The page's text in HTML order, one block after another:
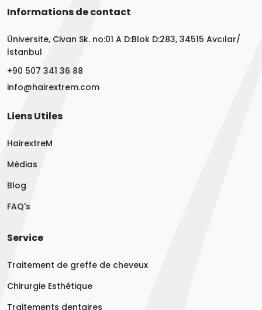
Liens Utiles
HairextreM
Médias
Blog
FAQ's
Service
Traitement de greffe de cheveux
Chirurgie Esthétique
Traitements dentaires
Informations de contact
Üniversite, Civan Sk. no:01 A D:Blok D:283, 34515 Avcılar/
İstanbul
+90 507 341 36 88
info@hairextrem.com